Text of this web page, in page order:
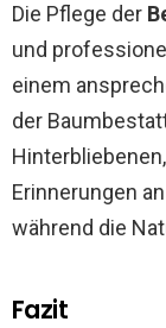
Die Pflege der
und
einem
der
Erinnerungen
während die
Fazit